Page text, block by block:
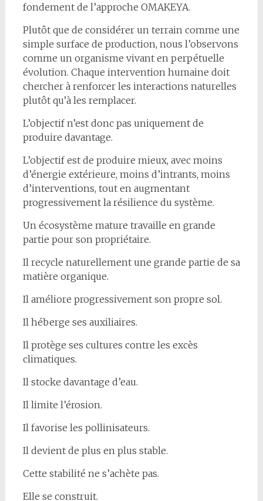
fondement de l’approche OMAKEYA.
Plutôt que de considérer un terrain comme une
simple surface de production, nous l’observons
comme un organisme vivant en perpétuelle
évolution. Chaque intervention humaine doit
chercher à renforcer les interactions naturelles
plutôt qu’à les remplacer.
L’objectif n’est donc pas uniquement de
produire davantage.
L’objectif est de produire mieux, avec moins
d’énergie extérieure, moins d’intrants, moins
d’interventions, tout en augmentant
progressivement la résilience du système.
Un écosystème mature travaille en grande
partie pour son propriétaire.
Il recycle naturellement une grande partie de sa
matière organique.
Il améliore progressivement son propre sol.
Il héberge ses auxiliaires.
Il protège ses cultures contre les excès
climatiques.
Il stocke davantage d’eau.
Il limite l’érosion.
Il favorise les pollinisateurs.
Il devient de plus en plus stable.
Cette stabilité ne s’achète pas.
Elle se construit.